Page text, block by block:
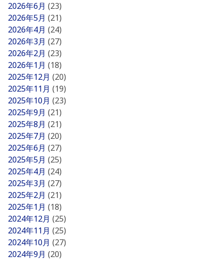
2026年6月 (23)
2026年5月 (21)
2026年4月 (24)
2026年3月 (27)
2026年2月 (23)
2026年1月 (18)
2025年12月 (20)
2025年11月 (19)
2025年10月 (23)
2025年9月 (21)
2025年8月 (21)
2025年7月 (20)
2025年6月 (27)
2025年5月 (25)
2025年4月 (24)
2025年3月 (27)
2025年2月 (21)
2025年1月 (18)
2024年12月 (25)
2024年11月 (25)
2024年10月 (27)
2024年9月 (20)